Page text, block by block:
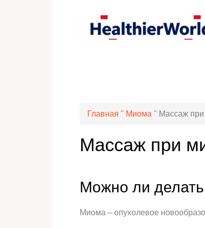
Главная " Миома " Массаж
Массаж при
Можно ли
Миома – опухолевое